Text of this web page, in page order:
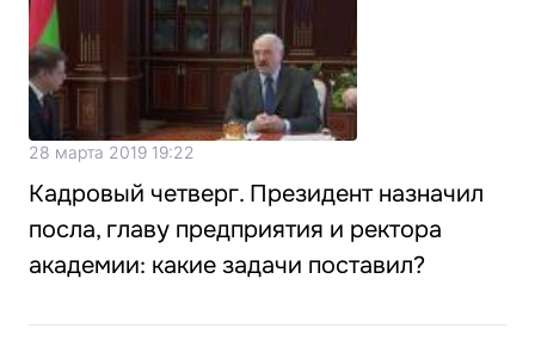
28 марта 2019 19:22
Кадровый четверг. Президент назначил
посла, главу предприятия и ректора
академии: какие задачи поставил?